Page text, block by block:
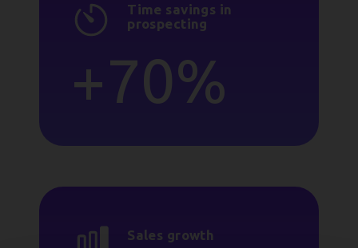
Time savings in
prospecting
+70%
Sales growth